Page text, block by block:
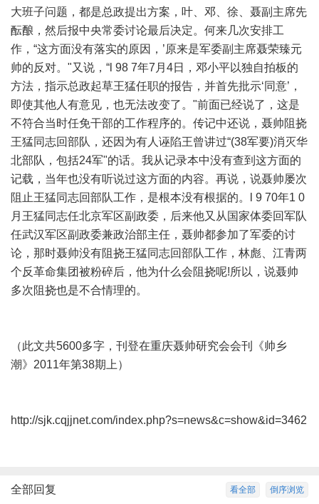
大班子问题，都是总政提出方案，叶、邓、徐、聂副主席先
酝酿，然后报中央常委讨论最后决定。何来几次安排工
作，“这方面没有落实的原因，’原来是军委副主席聂荣臻元
帅的反对。"又说，“l 98 7年7月4日，邓小平以独自拍板的
方法，指示总政起草王猛任职的报告，并首先批示‘同意’，
即使其他人有意见，也无法改变了。"前面已经说了，这是
不符合当时任免干部的工作程序的。传记中还说，聂帅阻挠
王猛同志回部队，还因为有人诬陷王曾讲过“(38军要)消灭华
北部队，包括24军"的话。我从记录本中没有查到这方面的
记载，当年也没有听说过这方面的内容。再说，说聂帅屡次
阻止王猛同志回部队工作，是根本没有根据的。l 9 70年1 0
月王猛同志任北京军区副政委，后来他又从国家体委回军队
任武汉军区副政委兼政治部主任，聂帅都参加了军委的讨
论，那时聂帅没有阻挠王猛同志回部队工作，林彪、江青两
个反革命集团被粉碎后，他为什么会阻挠呢!所以，说聂帅
多次阻挠也是不合情理的。
（此文共5600多字，刊登在重庆聂帅研究会会刊《帅乡
潮》2011年第38期上）
http://sjk.cqjjnet.com/index.php?s=news&c=show&id=3462
倒序浏览
看全部
全部回复